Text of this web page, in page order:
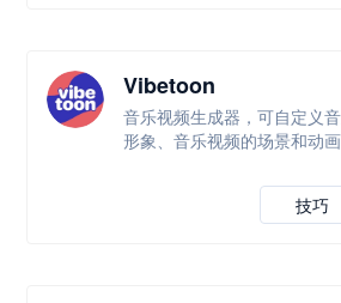
Vibetoon
音乐视频生成器，可自定义
形象、音乐视频的场景和动画
技巧